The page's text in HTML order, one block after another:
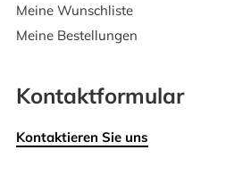
Meine Wunschliste
Meine Bestellungen
Kontaktformular
Kontaktieren Sie uns